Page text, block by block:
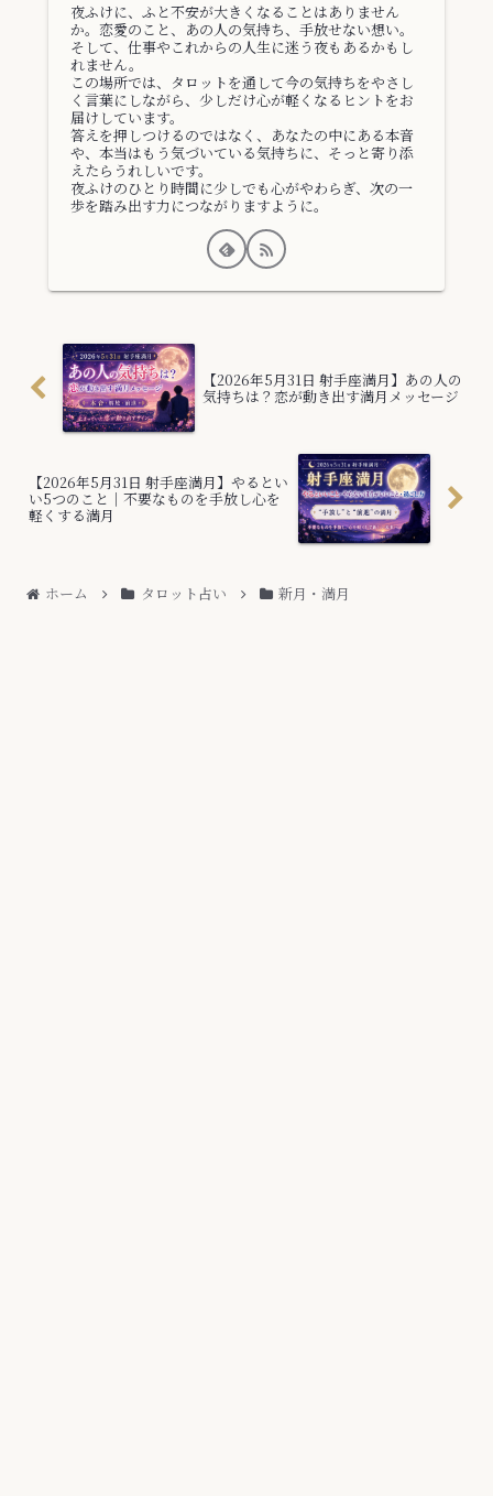
夜ふけに、ふと不安が大きくなることはありません
か。恋愛のこと、あの人の気持ち、手放せない想い。
そして、仕事やこれからの人生に迷う夜もあるかもし
れません。
この場所では、タロットを通して今の気持ちをやさし
く言葉にしながら、少しだけ心が軽くなるヒントをお
届けしています。
答えを押しつけるのではなく、あなたの中にある本音
や、本当はもう気づいている気持ちに、そっと寄り添
えたらうれしいです。
夜ふけのひとり時間に少しでも心がやわらぎ、次の一
歩を踏み出す力につながりますように。
【2026年5月31日 射手座満月】あの人の
気持ちは？恋が動き出す満月メッセージ
【2026年5月31日 射手座満月】やるとい
い5つのこと｜不要なものを手放し心を
軽くする満月
ホーム タロット占い 新月・満月